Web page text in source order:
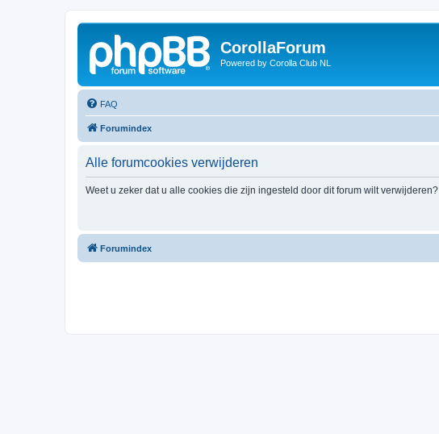
CorollaForum
Powered by Corolla Club NL
FAQ
Forumindex
Alle forumcookies verwijderen
Weet u zeker dat u alle cookies die zijn ingesteld door dit forum wilt verwijderen?
Forumindex